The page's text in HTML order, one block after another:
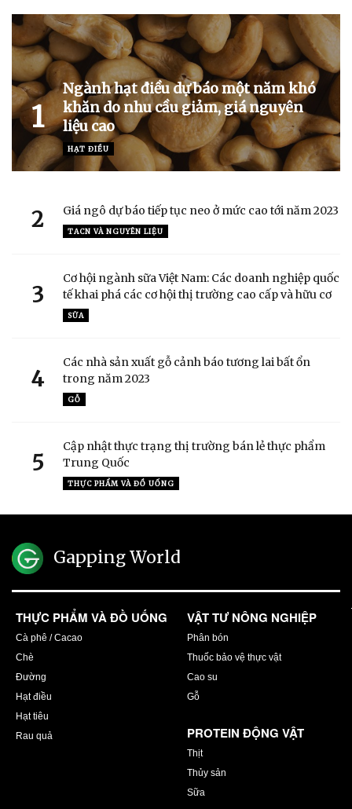
1
Ngành hạt điều dự báo một năm khó
khăn do nhu cầu giảm, giá nguyên
liệu cao
HẠT ĐIỀU
2 Giá ngô dự báo tiếp tục neo ở mức cao tới năm 2023
TACN VÀ NGUYÊN LIỆU
3
Cơ hội ngành sữa Việt Nam: Các doanh nghiệp quốc
tế khai phá các cơ hội thị trường cao cấp và hữu cơ
SỮA
4
Các nhà sản xuất gỗ cảnh báo tương lai bất ổn
trong năm 2023
GỖ
5
Cập nhật thực trạng thị trường bán lẻ thực phẩm
Trung Quốc
THỰC PHẨM VÀ ĐỒ UỐNG
Gapping World
THỰC PHẨM VÀ ĐỒ UỐNG
Cà phê / Cacao
Chè
Đường
Hạt điều
Hạt tiêu
Rau quả
VẬT TƯ NÔNG NGHIỆP
Phân bón
Thuốc bảo vệ thực vật
Cao su
Gỗ
PROTEIN ĐỘNG VẬT
Thịt
Thủy sản
Sữa